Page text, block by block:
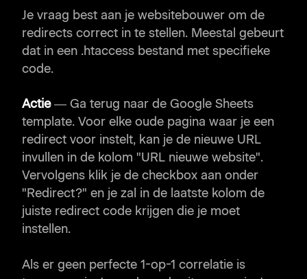
Je vraag best aan je websitebouwer om de
redirects correct in te stellen. Meestal gebeurt
dat in een .htaccess bestand met specifieke
code.
Actie— Ga terug naar de Google Sheets
template. Voor elke oude pagina waar je een
redirect voor instelt, kan je de nieuwe URL
invullen in de kolom "URL nieuwe website".
Vervolgens klik je de checkbox aan onder
"Redirect?" en je zal in de laatste kolom de
juiste redirect code krijgen die je moet
instellen.
Als er geen perfecte 1-op-1 correlatie is